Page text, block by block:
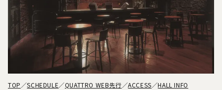
TOP SCHEDULE QUATTRO WEB先行 ACCESS HALL INFO